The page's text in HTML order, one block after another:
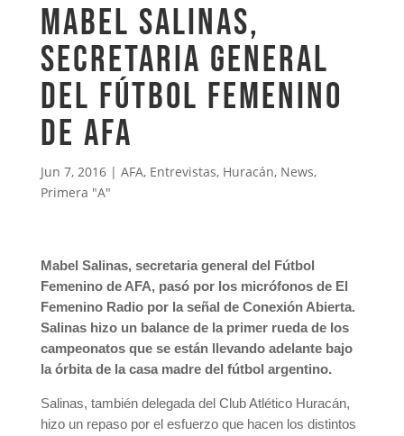
Mabel Salinas,
Secretaria General
del Fútbol Femenino
de AFA
Jun 7, 2016| AFA, Entrevistas, Huracán, News,
Primera "A"
Mabel Salinas, secretaria general del Fútbol
Femenino de AFA, pasó por los micrófonos de El
Femenino Radio por la señal de Conexión Abierta.
Salinas hizo un balance de la primer rueda de los
campeonatos que se están llevando adelante bajo
la órbita de la casa madre del fútbol argentino.
Salinas, también delegada del Club Atlético Huracán,
hizo un repaso por el esfuerzo que hacen los distintos